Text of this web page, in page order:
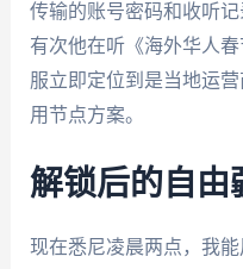
传输的账号密码和收听记
有次他在听《海外华人
服立即定位到是当地运
用节点方案。
解锁后的自由
现在悉尼凌晨两点，我